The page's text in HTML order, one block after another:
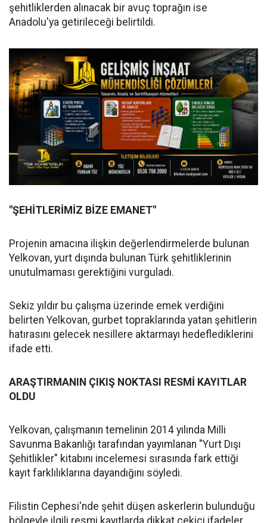
şehitliklerden alınacak bir avuç toprağın ise
Anadolu'ya getirileceği belirtildi.
"ŞEHİTLERİMİZ BİZE EMANET"
Projenin amacına ilişkin değerlendirmelerde bulunan
Yelkovan, yurt dışında bulunan Türk şehitliklerinin
unutulmaması gerektiğini vurguladı.
Sekiz yıldır bu çalışma üzerinde emek verdiğini
belirten Yelkovan, gurbet topraklarında yatan şehitlerin
hatırasını gelecek nesillere aktarmayı hedeflediklerini
ifade etti.
ARAŞTIRMANIN ÇIKIŞ NOKTASI RESMİ KAYITLAR
OLDU
Yelkovan, çalışmanın temelinin 2014 yılında Milli
Savunma Bakanlığı tarafından yayımlanan "Yurt Dışı
Şehitlikler" kitabını incelemesi sırasında fark ettiği
kayıt farklılıklarına dayandığını söyledi.
Filistin Cephesi'nde şehit düşen askerlerin bulunduğu